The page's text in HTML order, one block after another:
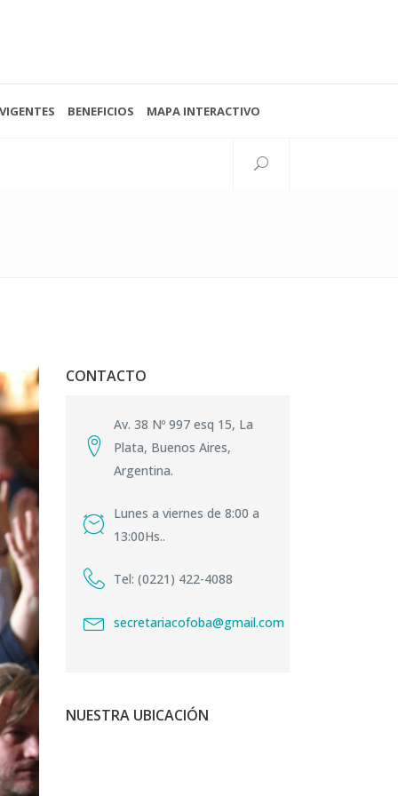
N°997 esq. 15
Seguinos
BENEFICIOS MAPA INTERACTIVO
CONTACTO
Av. 38 Nº 997 esq 15, La
Plata, Buenos Aires,
Argentina.
Lunes a viernes de 8:00 a
13:00Hs..
Tel: (0221) 422-4088
secretariacofoba@gmail.com
NUESTRA UBICACIÓN